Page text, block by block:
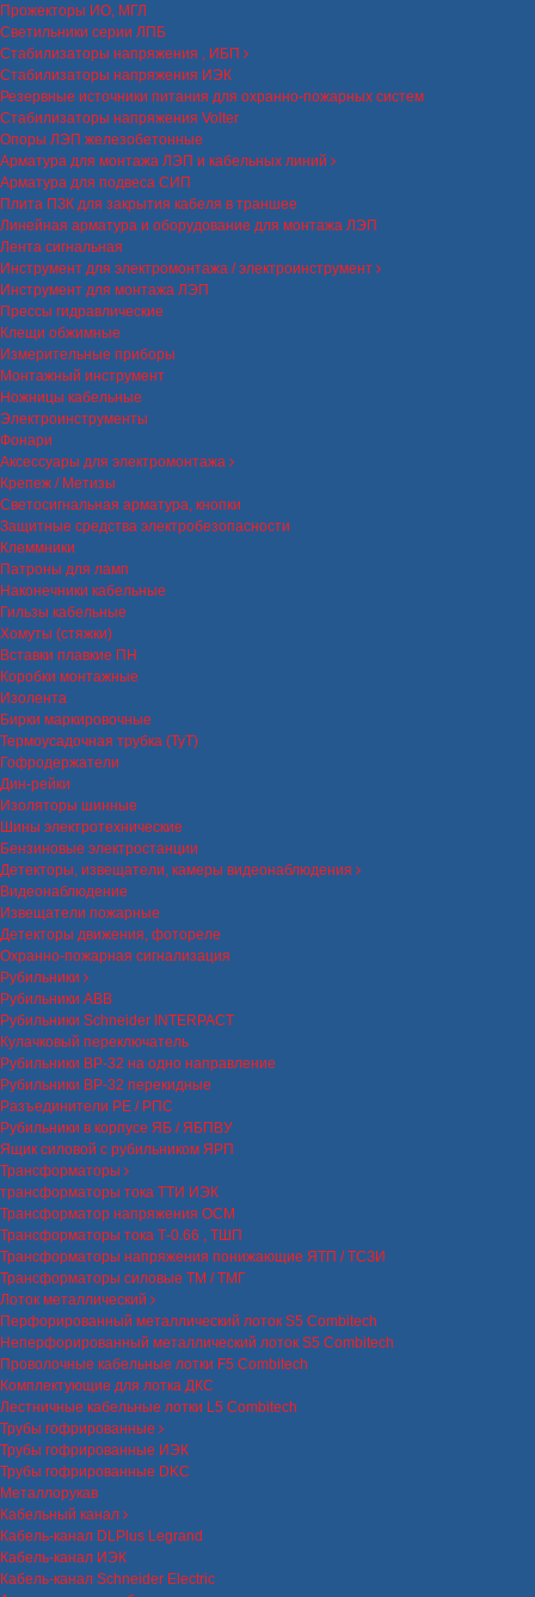
Прожекторы ИО, МГЛ
Светильники серии ЛПБ
Стабилизаторы напряжения , ИБП
Стабилизаторы напряжения ИЭК
Резервные источники питания для охранно-пожарных систем
Стабилизаторы напряжения Volter
Опоры ЛЭП железобетонные
Арматура для монтажа ЛЭП и кабельных линий
Арматура для подвеса СИП
Плита ПЗК для закрытия кабеля в траншее
Линейная арматура и оборудование для монтажа ЛЭП
Лента сигнальная
Инструмент для электромонтажа / электроинструмент
Инструмент для монтажа ЛЭП
Прессы гидравлические
Клещи обжимные
Измерительные приборы
Монтажный инструмент
Ножницы кабельные
Электроинструменты
Фонари
Аксессуары для электромонтажа
Крепеж / Метизы
Светосигнальная арматура, кнопки
Защитные средства электробезопасности
Клеммники
Патроны для ламп
Наконечники кабельные
Гильзы кабельные
Хомуты (стяжки)
Вставки плавкие ПН
Коробки монтажные
Изолента
Бирки маркировочные
Термоусадочная трубка (ТуТ)
Гофродержатели
Дин-рейки
Изоляторы шинные
Шины электротехнические
Бензиновые электростанции
Детекторы, извещатели, камеры видеонаблюдения
Видеонаблюдение
Извещатели пожарные
Детекторы движения, фотореле
Охранно-пожарная сигнализация
Рубильники
Рубильники ABB
Рубильники Schneider INTERPACT
Кулачковый переключатель
Рубильники ВР-32 на одно направление
Рубильники ВР-32 перекидные
Разъединители РЕ / РПС
Рубильники в корпусе ЯБ / ЯБПВУ
Ящик силовой с рубильником ЯРП
Трансформаторы
трансформаторы тока ТТИ ИЭК
Трансформатор напряжения ОСМ
Трансформаторы тока Т-0.66 , ТШП
Трансформаторы напряжения понижающие ЯТП / ТСЗИ
Трансформаторы силовые ТМ / ТМГ
Лоток металлический
Перфорированный металлический лоток S5 Combitech
Неперфорированный металлический лоток S5 Combitech
Проволочные кабельные лотки F5 Combitech
Комплектующие для лотка ДКС
Лестничные кабельные лотки L5 Combitech
Трубы гофрированные
Трубы гофрированные ИЭК
Трубы гофрированные DKC
Металлорукав
Кабельный канал
Кабель-канал DLPlus Legrand
Кабель-канал ИЭК
Кабель-канал Schneider Electric